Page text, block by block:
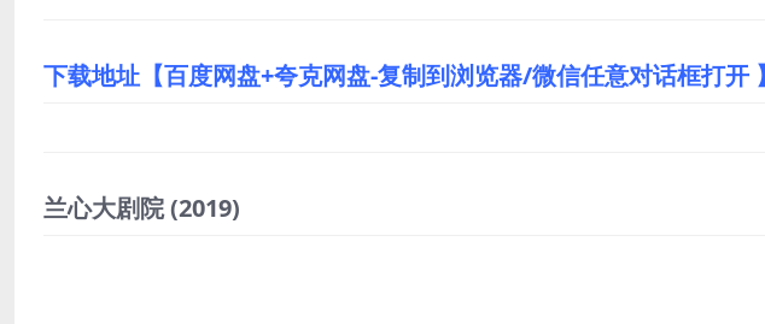
下载地址【百度网盘+夸克网盘-复制到浏览器/微信任意对话框打开 】
兰心大剧院(2019)